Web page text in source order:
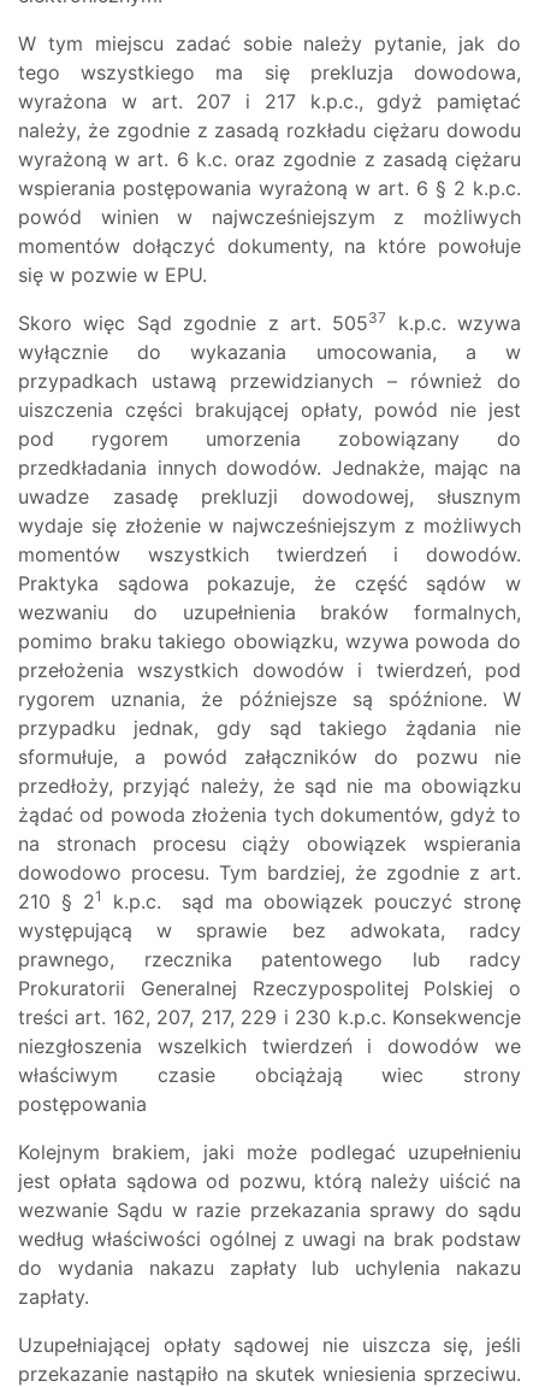
W tym miejscu zadać sobie należy pytanie, jak do
tego wszystkiego ma się prekluzja dowodowa,
wyrażona w art. 207 i 217 k.p.c., gdyż pamiętać
należy, że zgodnie z zasadą rozkładu ciężaru dowodu
wyrażoną w art. 6 k.c. oraz zgodnie z zasadą ciężaru
wspierania postępowania wyrażoną w art. 6 § 2 k.p.c.
powód winien w najwcześniejszym z możliwych
momentów dołączyć dokumenty, na które powołuje
się w pozwie w EPU.
Skoro więc Sąd zgodnie z art. 50537
k.p.c. wzywa
wyłącznie do wykazania umocowania, a w
przypadkach ustawą przewidzianych – również do
uiszczenia części brakującej opłaty, powód nie jest
pod rygorem umorzenia zobowiązany do
przedkładania innych dowodów. Jednakże, mając na
uwadze zasadę prekluzji dowodowej, słusznym
wydaje się złożenie w najwcześniejszym z możliwych
momentów wszystkich twierdzeń i dowodów.
Praktyka sądowa pokazuje, że część sądów w
wezwaniu do uzupełnienia braków formalnych,
pomimo braku takiego obowiązku, wzywa powoda do
przełożenia wszystkich dowodów i twierdzeń, pod
rygorem uznania, że późniejsze są spóźnione. W
przypadku jednak, gdy sąd takiego żądania nie
sformułuje, a powód załączników do pozwu nie
przedłoży, przyjąć należy, że sąd nie ma obowiązku
żądać od powoda złożenia tych dokumentów, gdyż to
na stronach procesu ciąży obowiązek wspierania
dowodowo procesu. Tym bardziej, że zgodnie z art.
210 § 21
k.p.c. sąd ma obowiązek pouczyć stronę
występującą w sprawie bez adwokata, radcy
prawnego, rzecznika patentowego lub radcy
Prokuratorii Generalnej Rzeczypospolitej Polskiej o
treści art. 162, 207, 217, 229 i 230 k.p.c. Konsekwencje
niezgłoszenia wszelkich twierdzeń i dowodów we
właściwym czasie obciążają wiec strony
postępowania
Kolejnym brakiem, jaki może podlegać uzupełnieniu
jest opłata sądowa od pozwu, którą należy uiścić na
wezwanie Sądu w razie przekazania sprawy do sądu
według właściwości ogólnej z uwagi na brak podstaw
do wydania nakazu zapłaty lub uchylenia nakazu
zapłaty.
Uzupełniającej opłaty sądowej nie uiszcza się, jeśli
przekazanie nastąpiło na skutek wniesienia sprzeciwu.